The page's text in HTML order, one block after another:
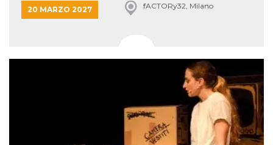
20 MARZO 2027 fACTORy32, Milano